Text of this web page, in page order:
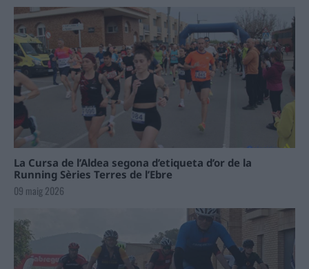
La Cursa de l’Aldea segona d’etiqueta d’or de la
Running Sèries Terres de l’Ebre
09 maig 2026